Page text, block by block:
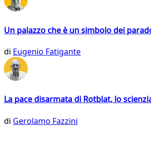
Un palazzo che è un simbolo dei
di Eugenio Fatigante
La pace disarmata di Rotblat, lo
di Gerolamo Fazzini